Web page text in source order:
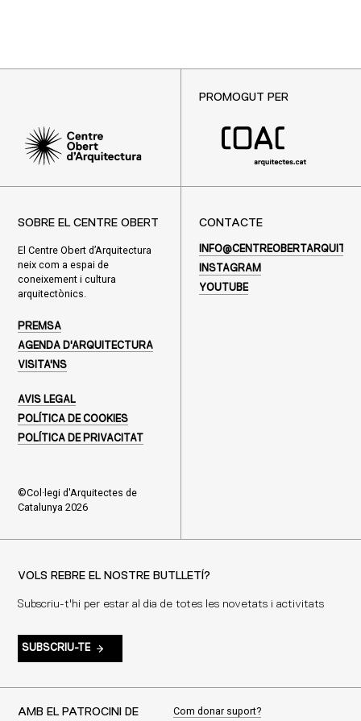
PROMOGUT PER
SOBRE EL CENTRE OBERT
El Centre Obert d’Arquitectura
neix com a espai de
coneixement i cultura
arquitectònics.
PREMSA
AGENDA D'ARQUITECTURA
VISITA'NS
AVIS LEGAL
POLÍTICA DE COOKIES
POLÍTICA DE PRIVACITAT
©Col·legi d'Arquitectes de
Catalunya 2026
CONTACTE
INSTAGRAM
YOUTUBE
VOLS REBRE EL NOSTRE BUTLLETÍ?
Subscriu-t'hi per estar al dia de totes les novetats i activitats
SUBSCRIU-TE
AMB EL PATROCINI DE Com donar suport?